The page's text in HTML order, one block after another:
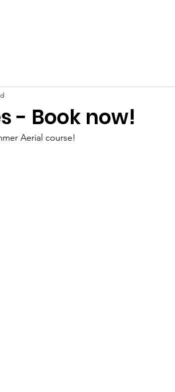
- Book now!
Aerial course!